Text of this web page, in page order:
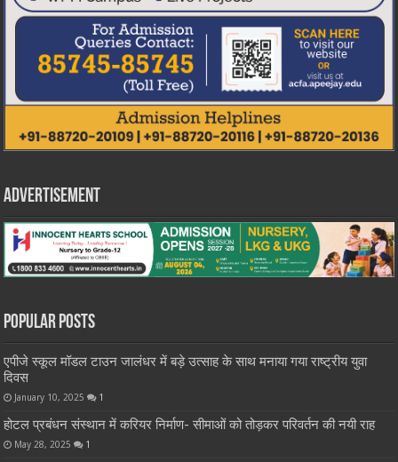
Advertisement
Popular Posts
एपीजे स्कूल मॉडल टाउन जालंधर में बड़े उत्साह के साथ मनाया गया राष्ट्रीय युवा
दिवस
January 10, 2025 1
होटल प्रबंधन संस्थान में करियर निर्माण- सीमाओं को तोड़कर परिवर्तन की नयी राह
May 28, 2025 1